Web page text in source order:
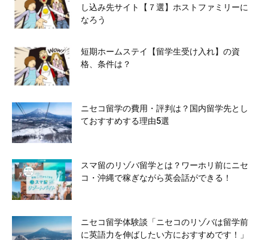
し込み先サイト【７選】ホストファミリーに
なろう
短期ホームステイ【留学生受け入れ】の資
格、条件は？
ニセコ留学の費用・評判は？国内留学先とし
ておすすめする理由5選
スマ留のリゾバ留学とは？ワーホリ前にニセ
コ・沖縄で稼ぎながら英会話ができる！
ニセコ留学体験談「ニセコのリゾバは留学前
に英語力を伸ばしたい方におすすめです！」